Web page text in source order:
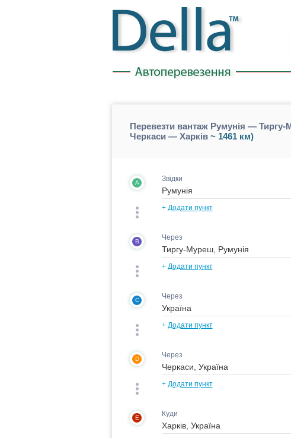
Перевезти вантаж Румунія —
Черкаси — Харків~ 1461 км)
A Звідки
+ Додати пункт
B Через
+ Додати пункт
C Через
+ Додати пункт
D Через
+ Додати пункт
E Куди